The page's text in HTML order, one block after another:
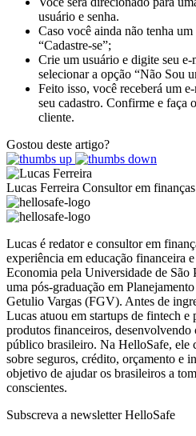
usuário e senha.
Caso você ainda não tenha
“Cadastre-se”;
Crie um usuário e digite seu e-
selecionar a opção “Não Sou
Feito isso, você receberá um
seu cadastro. Confirme e faça
cliente.
Gostou deste artigo?
Lucas Ferreira Consultor em
Lucas é redator e consultor em
experiência em educação financeira
Economia pela Universidade de
uma pós-graduação em
Getulio Vargas (FGV). Antes de
Lucas atuou em startups de fintech e
produtos financeiros, desenvolvendo
público brasileiro. Na HelloSafe, ele
sobre seguros, crédito, orçamento e
objetivo de ajudar os brasileiros a
conscientes.
Subscreva a newsletter HelloSafe